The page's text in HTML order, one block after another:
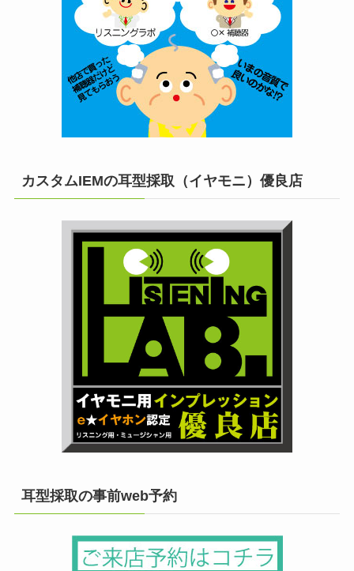
カスタムIEMの耳型採取（イヤモニ）優良店
耳型採取の事前web予約